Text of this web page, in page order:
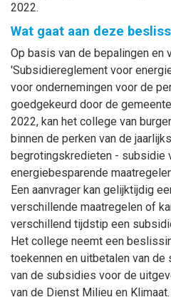
2022.
Wat gaat aan deze
Op basis van de bepalingen en
'Subsidiereglement voor
voor ondernemingen voor de
goedgekeurd door de
2022, kan het college van
binnen de perken van de
begrotingskredieten - subsidie
energiebesparende
Een aanvrager kan gelijktijdig
verschillende maatregelen of
verschillend tijdstip een
Het college neemt een
toekennen en uitbetalen van
van de subsidies voor de
van de Dienst Milieu en Klimaat.